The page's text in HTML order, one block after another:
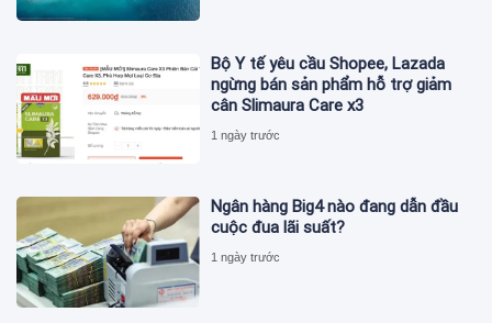
Bộ Y tế yêu cầu Shopee, Lazada
ngừng bán sản phẩm hỗ trợ giảm
cân Slimaura Care x3
1 ngày trước
Ngân hàng Big4 nào đang dẫn đầu
cuộc đua lãi suất?
1 ngày trước